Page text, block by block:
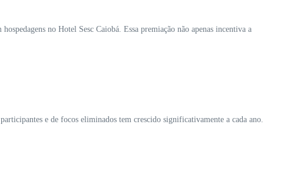
no Hotel Sesc Caiobá. Essa premiação não apenas incentiva a
e de focos eliminados tem crescido significativamente a cada ano.